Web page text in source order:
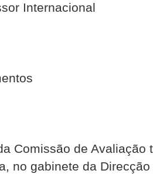
Internacional
Comissão de Avaliação
no gabinete da